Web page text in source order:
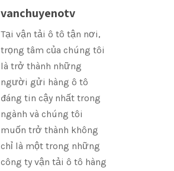
vanchuyenotv
Tại vận tải ô tô tận nơi,
trọng tâm của chúng tôi
là trở thành những
người gửi hàng ô tô
đáng tin cậy nhất trong
ngành và chúng tôi
muốn trở thành không
chỉ là một trong những
công ty vận tải ô tô hàng